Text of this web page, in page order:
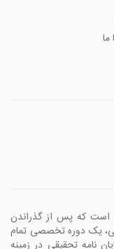
است که پس از گذراندن
یک دوره تخصصی تمام
نامه تحقیقی در زمینه